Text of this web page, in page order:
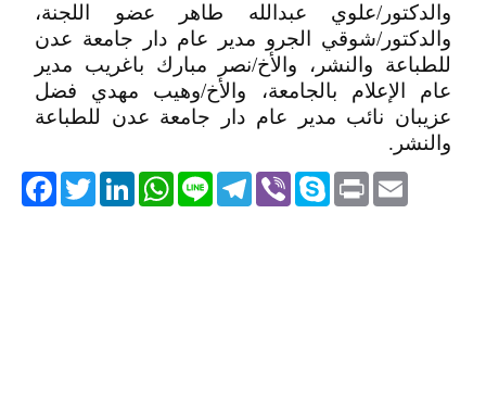
والدكتور/علوي عبدالله طاهر عضو اللجنة،
والدكتور/شوقي الجرو مدير عام دار جامعة عدن
للطباعة والنشر، والأخ/نصر مبارك باغريب مدير
عام الإعلام بالجامعة، والأخ/وهيب مهدي فضل
عزيبان نائب مدير عام دار جامعة عدن للطباعة
والنشر.
TwitterLinkedIn
WhatsApp Line
Telegram ViberSkype PrintEmail